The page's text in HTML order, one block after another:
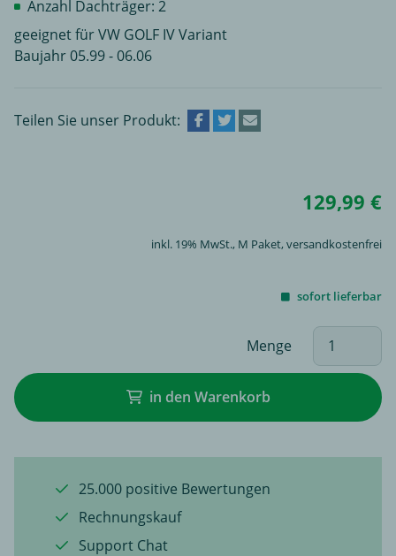
Anzahl Dachträger: 2
geeignet für VW GOLF IV Variant
Baujahr 05.99 - 06.06
Teilen Sie unser Produkt:
129,99 €
inkl. 19% MwSt., M Paket, versandkostenfrei
sofort lieferbar
Menge
in den Warenkorb
25.000 positive Bewertungen
Rechnungskauf
Support Chat